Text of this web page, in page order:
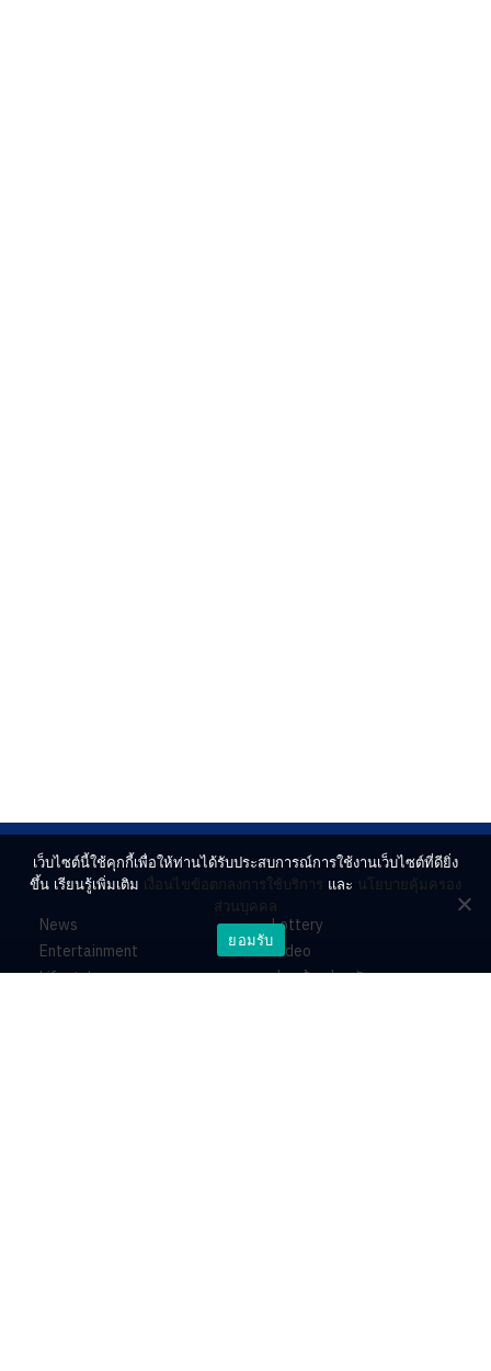
News
Entertainment
Lifestyle
Lottery
Video
ร่วมด้วยช่วยกัน
เว็บไซต์นี้ใช้คุกกี้เพื่อให้ท่านได้รับประสบการณ์การใช้งานเว็บไซต์ที่ดียิ่ง
ขึ้น เรียนรู้เพิ่มเติม เงื่อนไขข้อตกลงการใช้บริการ และ นโยบายคุ้มครอง
ส่วนบุคคล
ยอมรับ